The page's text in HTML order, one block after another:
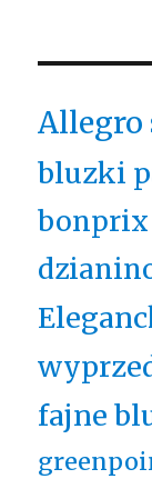
Allegro
bluzki
bonprix
fajne